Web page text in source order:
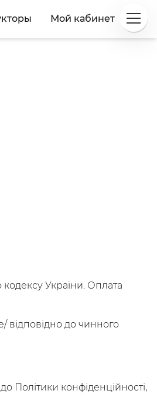
Мой кабинет
України. Оплата
відповідно до чинного
Політики конфіденційності,